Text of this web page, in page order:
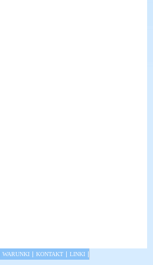
WARUNKI | KONTAKT | LINKI |